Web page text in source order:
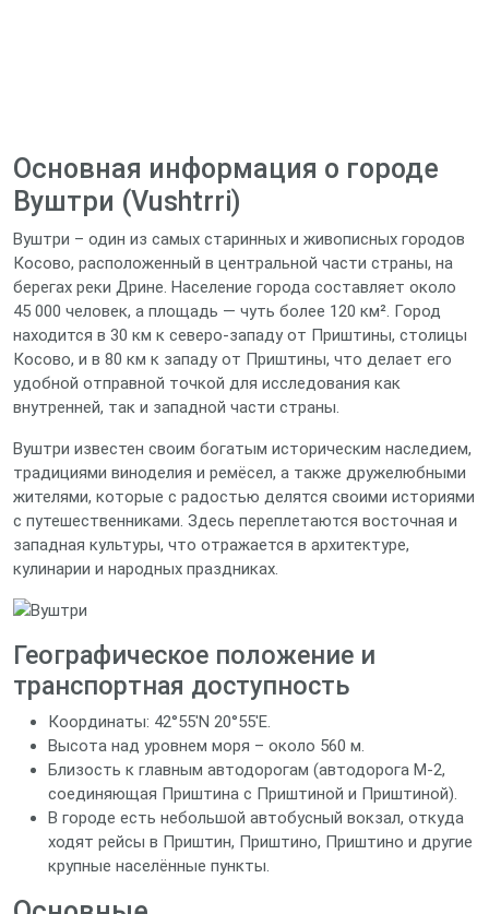
Основная информация о городе
Вуштри (Vushtrri)
Вуштри – один из самых старинных и живописных городов
Косово, расположенный в центральной части страны, на
берегах реки Дрине. Население города составляет около
45 000 человек, а площадь — чуть более 120 км². Город
находится в 30 км к северо‑западу от Приштины, столицы
Косово, и в 80 км к западу от Приштины, что делает его
удобной отправной точкой для исследования как
внутренней, так и западной части страны.
Вуштри известен своим богатым историческим наследием,
традициями виноделия и ремёсел, а также дружелюбными
жителями, которые с радостью делятся своими историями
с путешественниками. Здесь переплетаются восточная и
западная культуры, что отражается в архитектуре,
кулинарии и народных праздниках.
Географическое положение и
транспортная доступность
Координаты: 42°55′N 20°55′E.
Высота над уровнем моря – около 560 м.
Близость к главным автодорогам (автодорога М-2,
соединяющая Приштина с Приштиной и Приштиной).
В городе есть небольшой автобусный вокзал, откуда
ходят рейсы в Приштин, Приштино, Приштино и другие
крупные населённые пункты.